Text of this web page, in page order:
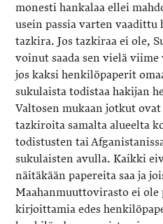
monesti hankalaa ellei
usein passia varten
tazkira. Jos tazkiraa ei ole,
voinut saada sen vielä
jos kaksi henkilöpaperit
sukulaista todistaa hakijan
Valtosen mukaan jotkut ovat
tazkiroita samalta alueelta
todistusten tai
sukulaisten avulla. Kaikki
näitäkään papereita saa ja
Maahanmuuttovirasto ei
kirjoittamia edes